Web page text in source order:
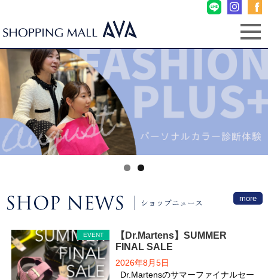
more
EVENT
【Dr.Martens】SUMMER
FINAL SALE
2026年8月5日
Dr.Martensのサマーファイナルセー